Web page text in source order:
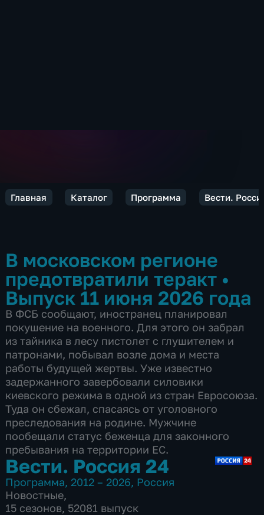
Главная Каталог Программа Вести.
В московском регионе
предотвратили теракт •
Выпуск 11 июня 2026 года
В ФСБ сообщают, иностранец планировал
покушение на военного. Для этого он забрал
из тайника в лесу пистолет с глушителем и
патронами, побывал возле дома и места
работы будущей жертвы. Уже известно
задержанного завербовали силовики
киевского режима в одной из стран Евросоюза.
Туда он сбежал, спасаясь от уголовного
преследования на родине. Мужчине
пообещали статус беженца для законного
пребывания на территории ЕС.
Вести. Россия 24
Программа, 2012 – 2026, Россия
Новостные,
15 сезонов, 52081 выпуск